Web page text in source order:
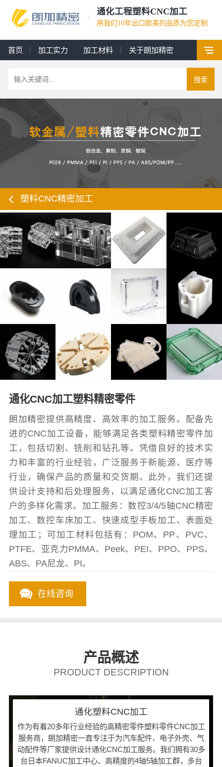
通化工程塑料CNC加工
用我们10年出口欧美的品质为您定制
首页 加工实力 加工材料 关于朗加精密
搜索
塑料CNC精密加工
通化CNC加工塑料精密零件
朗加精密提供高精度、高效率的加工服务。配备先
进的CNC加工设备，能够满足各类塑料精密零件加
工，包括切割、铣削和钻孔等。凭借良好的技术实
力和丰富的行业经验，广泛服务于新能源、医疗等
行业，确保产品的质量和交货期。此外，我们还提
供设计支持和后处理服务，以满足通化CNC加工客
户的多样化需求。加工服务：数控3/4/5轴CNC精密
加工、数控车床加工、快速成型手板加工、表面处
理加工；可加工材料包括有：POM、PP、PVC、
PTFE、亚克力PMMA、Peek、PEI、PPO、PPS、
ABS、PA尼龙、PI。
在线咨询
产品概述
PRODUCT DESCRIPTION
通化塑料CNC加工
作为有着20多年行业经验的高精密零件塑料零件CNC加工
服务商，朗加精密一直专注于为汽车配件、电子外壳、气
动配件等厂家提供设计通化CNC加工服务。我们拥有30多
台日本FANUC加工中心、高精度的4轴5轴加工群，多台